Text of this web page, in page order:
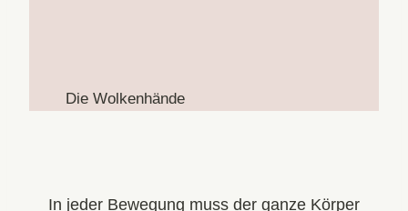
Die Wolkenhände
In jeder Bewegung muss der ganze Körper